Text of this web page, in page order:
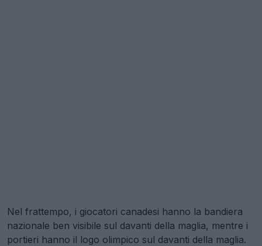
Nel frattempo, i giocatori canadesi hanno la bandiera
nazionale ben visibile sul davanti della maglia, mentre i
portieri hanno il logo olimpico sul davanti della maglia.